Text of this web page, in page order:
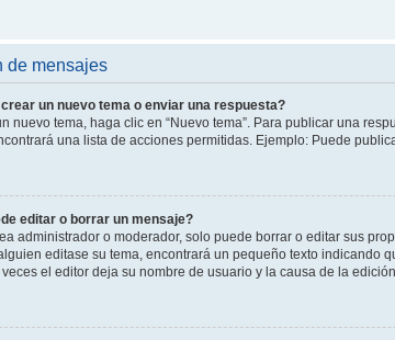
de mensajes
un nuevo tema o enviar una respuesta?
nuevo tema, haga clic en “Nuevo tema”. Para publicar una
una lista de acciones permitidas. Ejemplo: Puede
editar o borrar un mensaje?
administrador o moderador, solo puede borrar o editar sus
editase su tema, encontrará un pequeño texto indicando
el editor deja su nombre de usuario y la causa de la